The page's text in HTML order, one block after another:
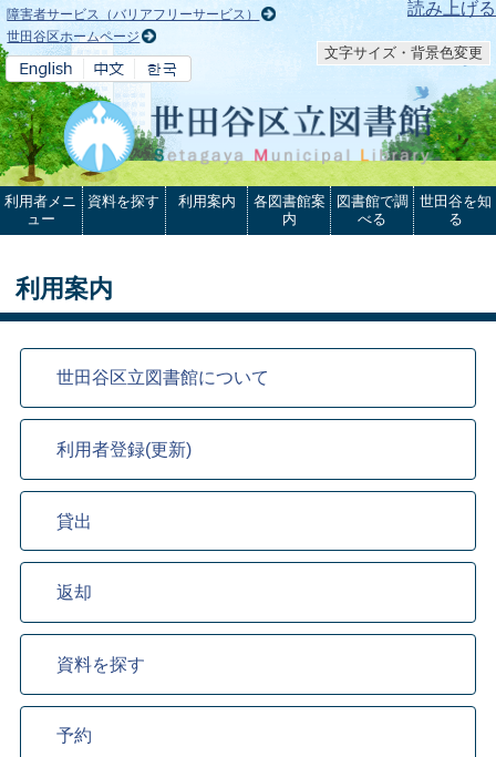
本文へ 読み上げる
障害者サービス（バリアフリーサービス）
世田谷区ホームページ
文字サイズ・背景色変更
利用者メニ
ュー
資料を探す 利用案内
各図書館案
内
図書館で調
べる
世田谷を知
る
利用案内
世田谷区立図書館について
利用者登録(更新)
貸出
返却
資料を探す
予約